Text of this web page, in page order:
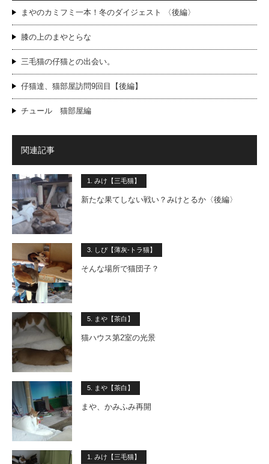
まやのカミフミ一本！冬のダイジェスト 〈後編〉
膝の上のまやとらな
三毛猫の仔猫との出会い。
仔猫達、猫部屋訪問9回目【後編】
チュール 猫部屋編
関連記事
1. みけ【三毛猫】
新たな果てしない戦い？みけとるか〈後編〉
3. しぴ【薄灰-トラ猫】
そんな場所で猫団子？
5. まや【茶白】
猫ハウス第2室の光景
5. まや【茶白】
まや、かみふみ再開
1. みけ【三毛猫】